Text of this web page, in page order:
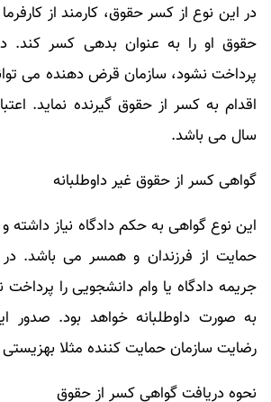
در این نوع از کسر حقوق، کارمند از
حقوق او را به عنوان بدهی کسر کند.
پرداخت نشود، سازمان قرض دهنده می
اقدام به کسر از حقوق گیرنده نماید.
سال می باشد.
گواهی کسر از حقوق غیر داوطلبانه
این نوع گواهی به حکم دادگاه نیاز
حمایت از فرزندان و همسر می باشد.
جریمه دادگاه یا وام دانشجویی را
به صورت داوطلبانه خواهد بود. صدور
رضایت سازمان حمایت کننده مثلا
نحوه دریافت گواهی کسر از حقوق